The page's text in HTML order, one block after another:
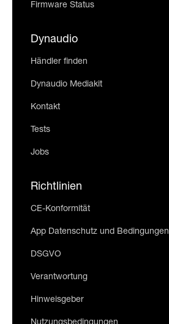
Firmware Status
Dynaudio
Händler finden
Dynaudio Mediakit
Kontakt
Tests
Jobs
Richtlinien
CE-Konformität
App Datenschutz und Bedingungen
DSGVO
Verantwortung
Hinweisgeber